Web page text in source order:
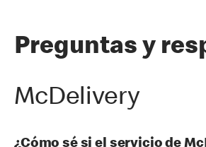
Preguntas y
McDelivery
¿Cómo sé si el servicio de